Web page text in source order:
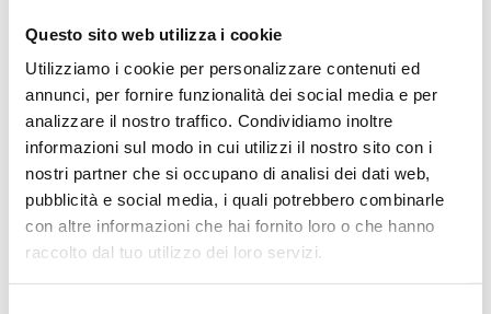
Questo sito web utilizza i cookie
Utilizziamo i cookie per personalizzare contenuti ed
annunci, per fornire funzionalità dei social media e per
analizzare il nostro traffico. Condividiamo inoltre
informazioni sul modo in cui utilizzi il nostro sito con i
nostri partner che si occupano di analisi dei dati web,
pubblicità e social media, i quali potrebbero combinarle
con altre informazioni che hai fornito loro o che hanno
raccolto dal tuo utilizzo dei loro servizi.
(Documentazione - 1990)
Keywords
War/Conflict peace right to peace
Paths